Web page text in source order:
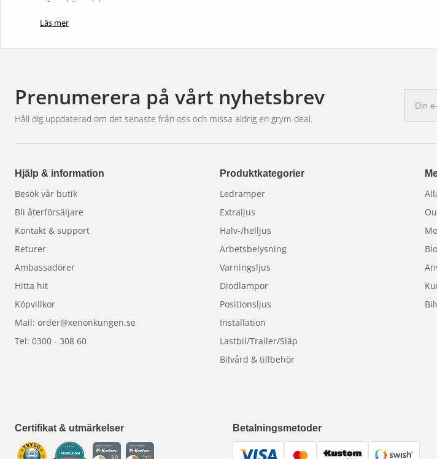
• 1 x skärguide
• 1 x kopplingssats
överlägsen belysning och säker montering för din bil.
Läs mer
Prenumerera på vårt nyhetsbrev
Håll dig uppdaterad om det senaste från oss och missa aldrig en grym deal.
Hjälp & information
Besök vår butik
Bli återförsäljare
Kontakt & support
Returer
Ambassadörer
Hitta hit
Köpvillkor
Mail: order@xenonkungen.se
Tel: 0300 - 308 60
Produktkategorier
Ledramper
Extraljus
Halv-/helljus
Arbetsbelysning
Varningsljus
Diodlampor
Positionsljus
Installation
Lastbil/Trailer/Släp
Bilvård & tillbehör
Certifikat & utmärkelser Betalningsmetoder